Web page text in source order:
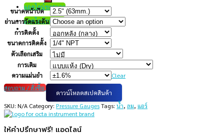
แอดไลน์ขอราคา
แอดไลน์ขอราคา
ขนาดหน้าปัด
ย่านการวัดแรงดัน
การติดตั้ง
ขนาดการติดตั้ง
ตัวเลือกเสริม
การเติม
ความแม่นยำ
Clear
สอบถาม / สั่งซื้อ
ดาวน์โหลดสเปคสินค้า
SKU: N/A Category: Pressure GaugesTags: น้ำ, ลม, แอร์
ให้คำปรึกษาฟรี! แอดไลน์